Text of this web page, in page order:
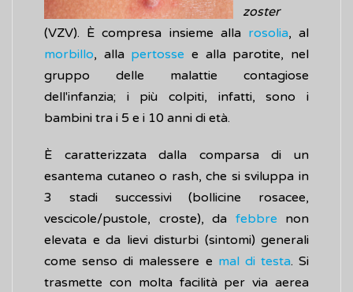
zoster
(VZV). È compresa insieme alla rosolia, al
morbillo, alla pertosse e alla parotite, nel
gruppo delle malattie contagiose
dell'infanzia; i più colpiti, infatti, sono i
bambini tra i 5 e i 10 anni di età.
È caratterizzata dalla comparsa di un
esantema cutaneo o rash, che si sviluppa in
3 stadi successivi (bollicine rosacee,
vescicole/pustole, croste), da febbre non
elevata e da lievi disturbi (sintomi) generali
come senso di malessere e mal di testa. Si
trasmette con molta facilità per via aerea